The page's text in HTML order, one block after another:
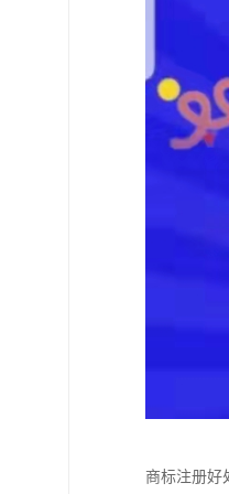
商标注册好